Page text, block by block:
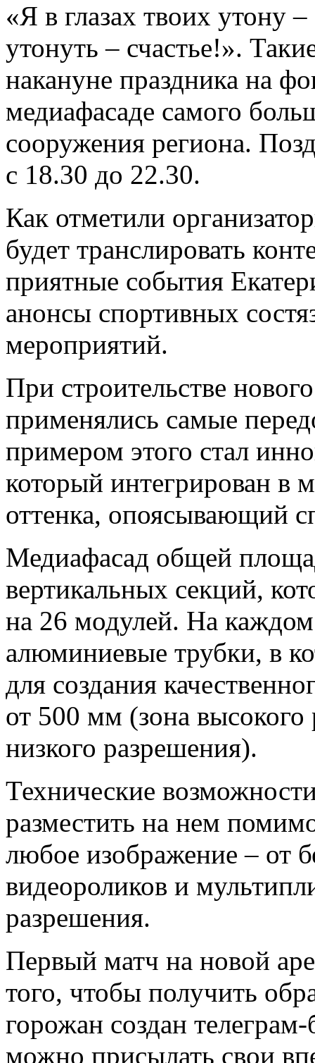
«Я в глазах твоих утону
утонуть – счастье!».
накануне праздника на
медиафасаде самого
сооружения региона.
с 18.30 до 22.30.
Как отметили
будет транслировать
приятные события
анонсы спортивных
мероприятий.
При строительстве
применялись самые
примером этого стал
который интегрирован в
оттенка, опоясывающий
Медиафасад общей
вертикальных секций,
на 26 модулей. На
алюминиевые трубки, в
для создания
от 500 мм (зона
низкого разрешения).
Технические
разместить на нем
любое изображение – от
видеороликов и
разрешения.
Первый матч на новой
того, чтобы получить
горожан создан
можно присылать свои